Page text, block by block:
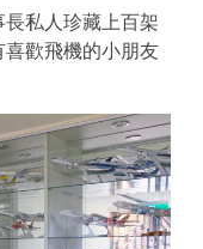
私人珍藏上百架
歡飛機的小朋友